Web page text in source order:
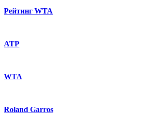
Рейтинг WTA
ATP
WTA
Roland Garros